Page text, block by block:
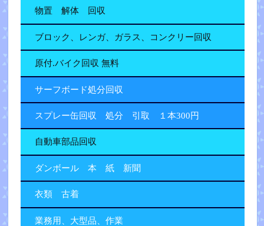
物置 解体 回収
ブロック、レンガ、ガラス、コンクリー回収
原付.バイク回収 無料
サーフボード処分回収
スプレー缶回収 処分 引取 １本300円
自動車部品回収
ダンボール 本 紙 新聞
衣類 古着
業務用、大型品、作業